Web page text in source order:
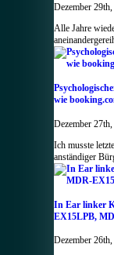
Dezember
Alle Jahre
wie
Dezember
Ich musste
anständiger
In Ear linker
EX15LPB,
Dezember